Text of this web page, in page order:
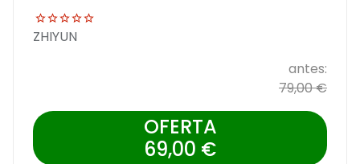
ZHIYUN
antes:
79,00 €
OFERTA
69,00 €